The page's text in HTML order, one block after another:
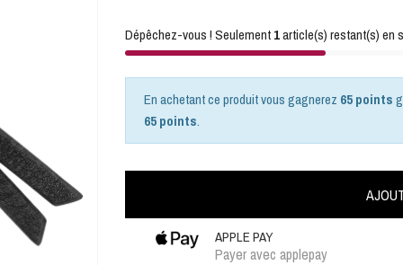
Dépêchez-vous ! Seulement1article(s) restant(s) en
En achetant ce produit vous gagnerez 65 points
65 points.
APPLE PAY
Payer avec applepay